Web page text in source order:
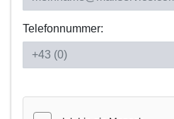
Telefonnummer: